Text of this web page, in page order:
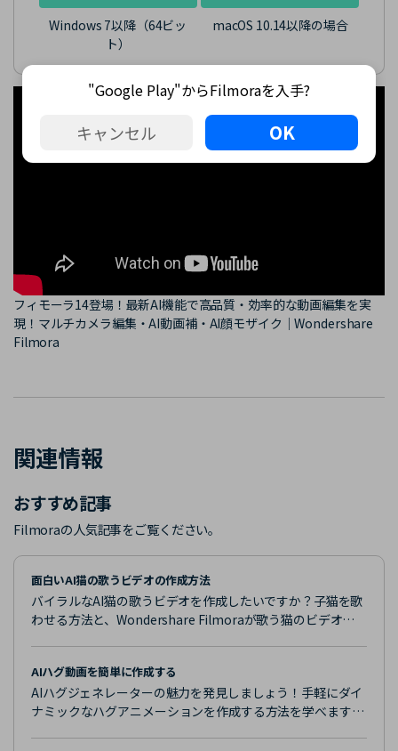
Windows 7以降（64ビッ
ト）
macOS 10.14以降の場合
フィモーラ14登場！最新AI機能で高品質・効率的な動画編集を実
現！マルチカメラ編集・AI動画補・AI顔モザイク｜Wondershare
Filmora
関連情報
おすすめ記事
Filmoraの人気記事をご覧ください。
面白いAI猫の歌うビデオの作成方法
バイラルなAI猫の歌うビデオを作成したいですか？子猫を歌
わせる方法と、Wondershare Filmoraが歌う猫のビデオを
AIハグ動画を簡単に作成する
AIハグジェネレーターの魅力を発見しましょう！手軽にダイ
ナミックなハグアニメーションを作成する方法を学べます。
"Google Play"からFilmoraを入手?
キャンセル OK
"Google Play"からFilmoraを入手?
キャンセル OK
"Google Play"からFilmoraを入手?
キャンセル OK